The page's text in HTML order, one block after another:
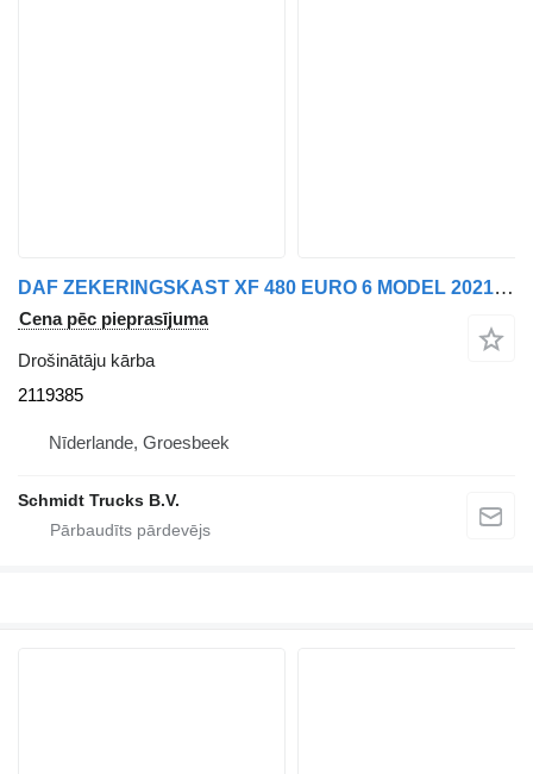
DAF ZEKERINGSKAST XF 480 EURO 6 MODEL 2021 2119385 drošinātāju kārba paredzēts kravas automašīnas
Cena pēc pieprasījuma
Drošinātāju kārba
2119385
Nīderlande, Groesbeek
Schmidt Trucks B.V.